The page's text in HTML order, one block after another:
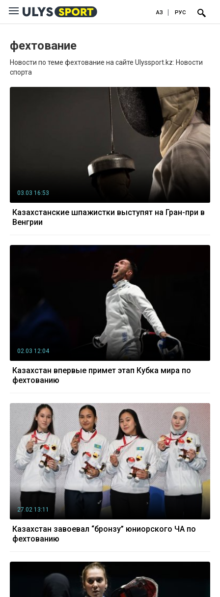
ҚАЗ РУС
фехтование
Новости по теме фехтование на сайте Ulyssport.kz: Новости
спорта
03.03 16:53
Казахстанские шпажистки выступят на Гран-при в
Венгрии
02.03 12:04
Казахстан впервые примет этап Кубка мира по
фехтованию
27.02 13:11
Казахстан завоевал “бронзу” юниорского ЧА по
фехтованию